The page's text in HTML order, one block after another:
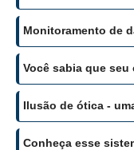
Monitoramento de
Você sabia que
Ilusão de ótica -
Conheça esse